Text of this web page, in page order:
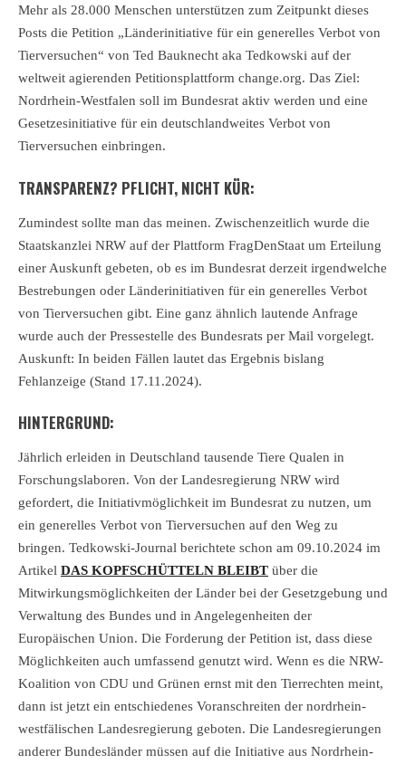
Mehr als 28.000 Menschen unterstützen zum Zeitpunkt dieses
Posts die Petition „Länderinitiative für ein generelles Verbot von
Tierversuchen“ von Ted Bauknecht aka Tedkowski auf der
weltweit agierenden Petitionsplattform change.org. Das Ziel:
Nordrhein-Westfalen soll im Bundesrat aktiv werden und eine
Gesetzesinitiative für ein deutschlandweites Verbot von
Tierversuchen einbringen.
TRANSPARENZ? PFLICHT, NICHT KÜR:
Zumindest sollte man das meinen. Zwischenzeitlich wurde die
Staatskanzlei NRW auf der Plattform FragDenStaat um Erteilung
einer Auskunft gebeten, ob es im Bundesrat derzeit irgendwelche
Bestrebungen oder Länderinitiativen für ein generelles Verbot
von Tierversuchen gibt. Eine ganz ähnlich lautende Anfrage
wurde auch der Pressestelle des Bundesrats per Mail vorgelegt.
Auskunft: In beiden Fällen lautet das Ergebnis bislang
Fehlanzeige (Stand 17.11.2024).
HINTERGRUND:
Jährlich erleiden in Deutschland tausende Tiere Qualen in
Forschungslaboren. Von der Landesregierung NRW wird
gefordert, die Initiativmöglichkeit im Bundesrat zu nutzen, um
ein generelles Verbot von Tierversuchen auf den Weg zu
bringen. Tedkowski-Journal berichtete schon am 09.10.2024 im
Artikel DAS KOPFSCHÜTTELN BLEIBT über die
Mitwirkungsmöglichkeiten der Länder bei der Gesetzgebung und
Verwaltung des Bundes und in Angelegenheiten der
Europäischen Union. Die Forderung der Petition ist, dass diese
Möglichkeiten auch umfassend genutzt wird. Wenn es die NRW-
Koalition von CDU und Grünen ernst mit den Tierrechten meint,
dann ist jetzt ein entschiedenes Voranschreiten der nordrhein-
westfälischen Landesregierung geboten. Die Landesregierungen
anderer Bundesländer müssen auf die Initiative aus Nordrhein-